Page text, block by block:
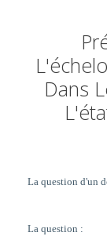
Dans
La question d'un
La question :